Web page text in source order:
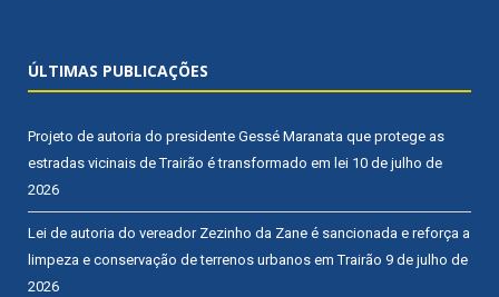
ÚLTIMAS PUBLICAÇÕES
Projeto de autoria do presidente Gessé Maranata que protege as
estradas vicinais de Trairão é transformado em lei 10 de julho de
2026
Lei de autoria do vereador Zezinho da Zane é sancionada e reforça a
limpeza e conservação de terrenos urbanos em Trairão 9 de julho de
2026